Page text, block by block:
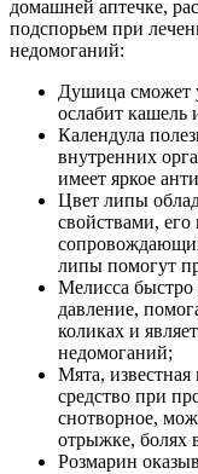
домашней аптечке,
подспорьем при
недомоганий:
Душица сможет
ослабит кашель
Календула
внутренних
имеет яркое
Цвет липы
свойствами,
липы помогут
Мелисса быстро
давление,
коликах и
недомоганий;
Мята,
средство при
снотворное,
отрыжке, болях
Розмарин